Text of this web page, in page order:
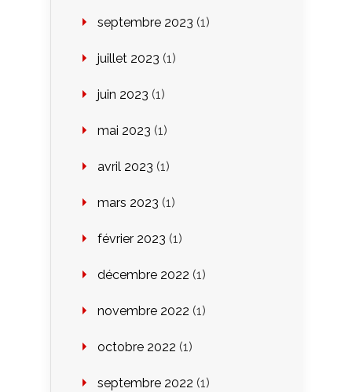
septembre 2023 (1)
juillet 2023 (1)
juin 2023 (1)
mai 2023 (1)
avril 2023 (1)
mars 2023 (1)
février 2023 (1)
décembre 2022 (1)
novembre 2022 (1)
octobre 2022 (1)
septembre 2022 (1)